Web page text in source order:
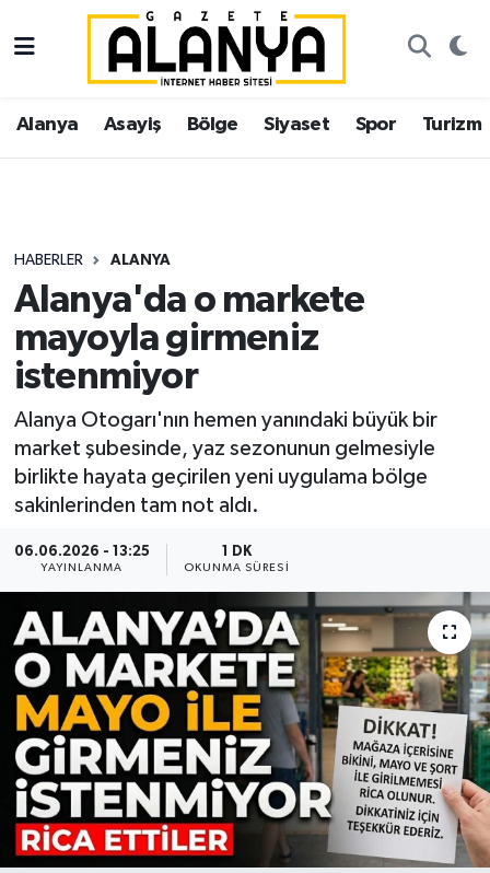
Alanya Asayiş Bölge Siyaset Spor Turizm
HABERLER ALANYA
Alanya'da o markete
mayoyla girmeniz
istenmiyor
Alanya Otogarı'nın hemen yanındaki büyük bir
market şubesinde, yaz sezonunun gelmesiyle
birlikte hayata geçirilen yeni uygulama bölge
sakinlerinden tam not aldı.
06.06.2026 - 13:25
YAYINLANMA
1 DK
OKUNMA SÜRESI
Alanya
Asayiş
Siyaset
Spor
Turizm
Ekonomi
Gazipaşa
İstanbul Nöbetçi Eczaneler
İstanbul Hava Durumu
Süper Lig Puan Durumu ve Fikstür
Tüm Manşetler
Son Dakika Haberleri
Haber Arşivi